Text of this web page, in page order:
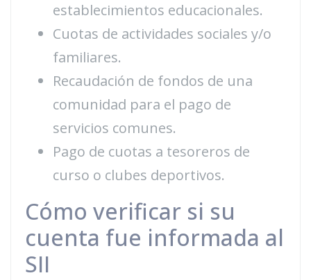
establecimientos educacionales.
Cuotas de actividades sociales y/o
familiares.
Recaudación de fondos de una
comunidad para el pago de
servicios comunes.
Pago de cuotas a tesoreros de
curso o clubes deportivos.
Cómo verificar si su
cuenta fue informada al
SII